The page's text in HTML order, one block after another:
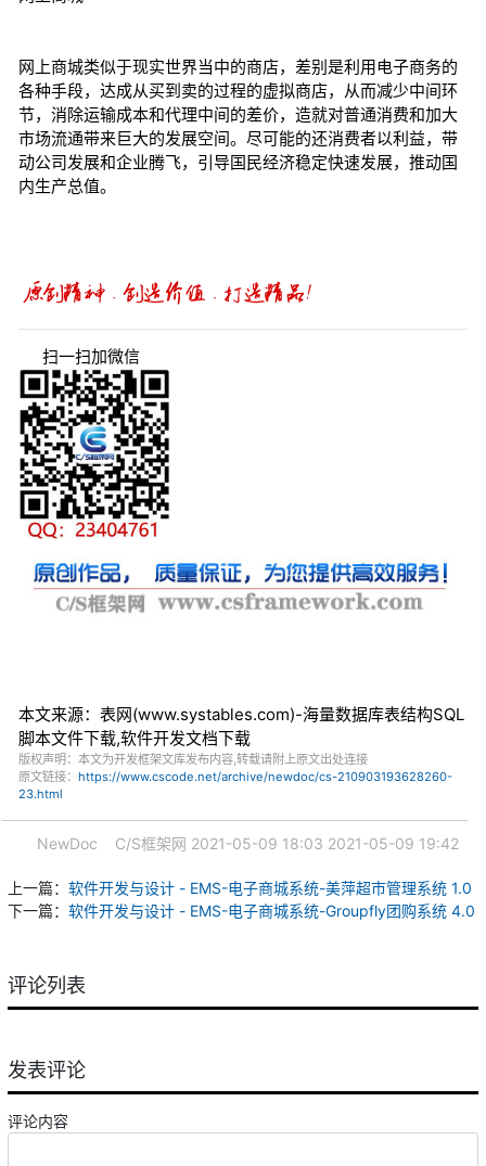
网上商城类似于现实世界当中的商店，差别是利用电子商务的
各种手段，达成从买到卖的过程的虚拟商店，从而减少中间环
节，消除运输成本和代理中间的差价，造就对普通消费和加大
市场流通带来巨大的发展空间。尽可能的还消费者以利益，带
动公司发展和企业腾飞，引导国民经济稳定快速发展，推动国
内生产总值。
扫一扫加微信
本文来源：表网(www.systables.com)-海量数据库表结构SQL
脚本文件下载,软件开发文档下载
版权声明：本文为开发框架文库发布内容,转载请附上原文出处连接
原文链接： https://www.cscode.net/archive/newdoc/cs-210903193628260-
23.html
NewDoc C/S框架网 2021-05-09 18:03 2021-05-09 19:42
上一篇： 软件开发与设计 - EMS-电子商城系统-美萍超市管理系统 1.0
下一篇： 软件开发与设计 - EMS-电子商城系统-Groupfly团购系统 4.0
评论列表
发表评论
评论内容